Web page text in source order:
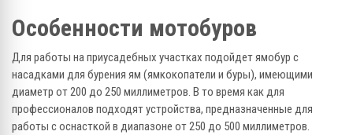
Особенности мотобуров
Для работы на приусадебных участках подойдет ямобур с
насадками для бурения ям (ямкокопатели и буры), имеющими
диаметр от 200 до 250 миллиметров. В то время как для
профессионалов подходят устройства, предназначенные для
работы с оснасткой в диапазоне от 250 до 500 миллиметров.